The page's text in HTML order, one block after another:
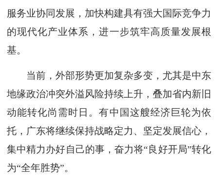
服务业协同发展，加快构建具有强大国际竞争力
的现代化产业体系，进一步筑牢高质量发展根
基。
当前，外部形势更加复杂多变，尤其是中东
地缘政治冲突外溢风险持续上升，叠加省内新旧
动能转化尚需时日。有中国这艘经济巨轮为依
托，广东将继续保持战略定力、坚定发展信心，
集中精力办好自己的事，奋力将“良好开局”转化
为“全年胜势”。